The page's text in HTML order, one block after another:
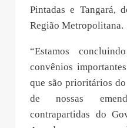
Pintadas e Tangará,
Região Metropolitana.
“Estamos
convênios
que são prioritários
de nossas
contrapartidas do